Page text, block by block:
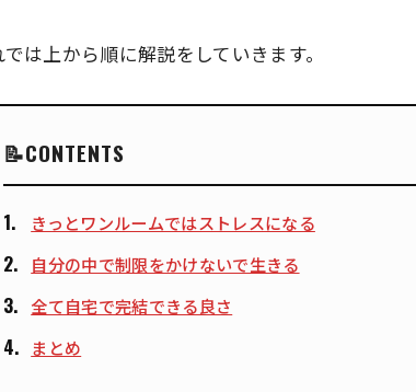
では上から順に解説をしていきます。
CONTENTS
きっとワンルームではストレスになる
自分の中で制限をかけないで生きる
全て自宅で完結できる良さ
まとめ